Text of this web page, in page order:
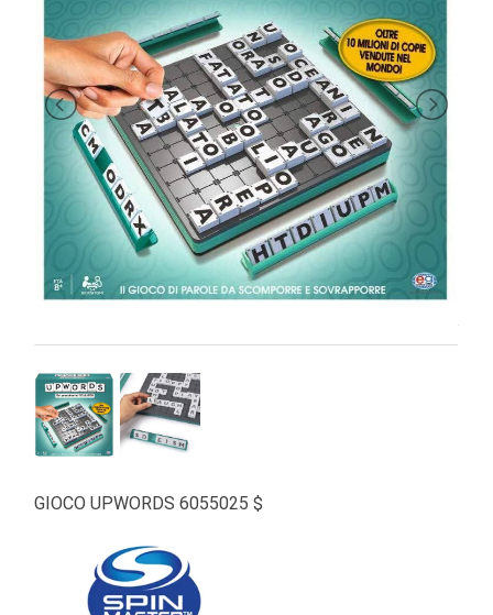
INFANZIA
PUZZLE
SYLVANIAN
VALIGERIA-
BORSETTE
BRAND
GIOCO UPWORDS 6055025 $